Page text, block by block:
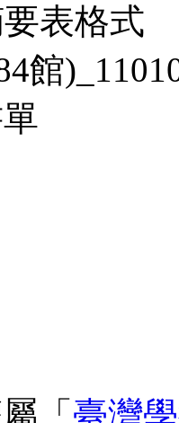
表格式
館
「 臺灣